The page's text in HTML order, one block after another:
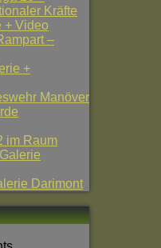
Kräfte
+ Video
–
+
Manöver
im Raum
Darimont